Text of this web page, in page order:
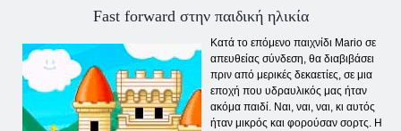
Fast forward στην παιδική ηλικία
Κατά το επόμενο παιχνίδι Mario σε
απευθείας σύνδεση, θα διαβιβάσει
πριν από μερικές δεκαετίες, σε μια
εποχή που υδραυλικός μας ήταν
ακόμα παιδί. Ναι, ναι, ναι, κι αυτός
ήταν μικρός και φορούσαν σορτς. Η